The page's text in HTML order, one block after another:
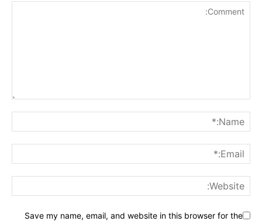
Save my name, email, and website in this browser for the